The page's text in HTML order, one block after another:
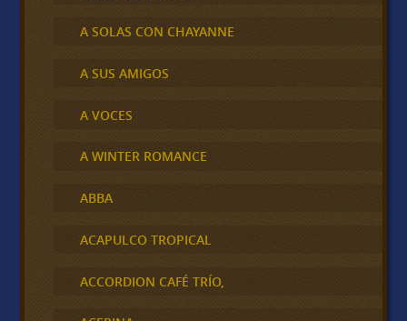
A SOLAS CON CHAYANNE
A SUS AMIGOS
A VOCES
A WINTER ROMANCE
ABBA
ACAPULCO TROPICAL
ACCORDION CAFÉ TRÍO,